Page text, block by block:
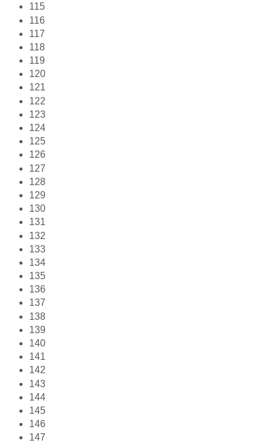
115
116
117
118
119
120
121
122
123
124
125
126
127
128
129
130
131
132
133
134
135
136
137
138
139
140
141
142
143
144
145
146
147